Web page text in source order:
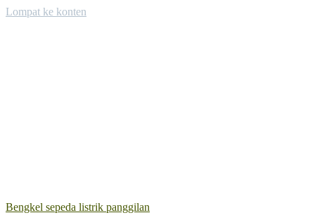
Lompat ke konten
Bengkel sepeda listrik panggilan